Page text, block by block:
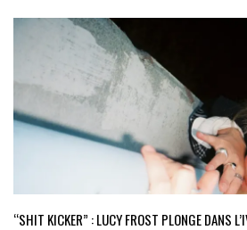
“SHIT KICKER” : LUCY FROST PLONGE DANS